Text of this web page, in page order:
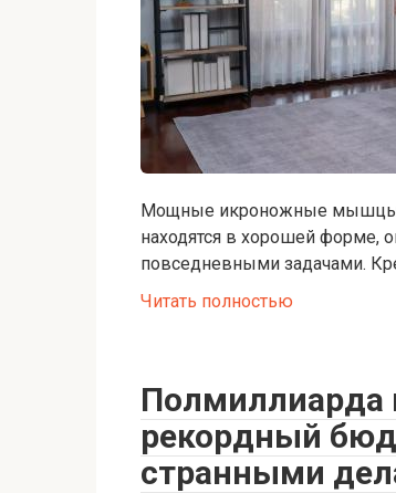
Мощные икроножные мышцы
находятся в хорошей форме,
повседневными задачами.
Читать полностью
Полмиллиарда
рекордный
странными